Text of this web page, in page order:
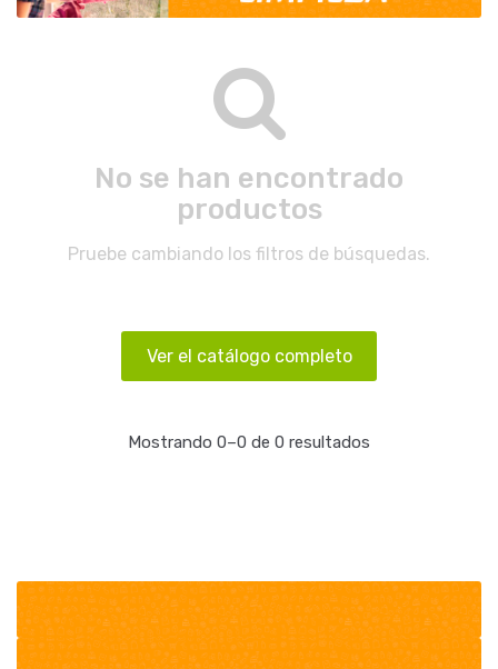
No se han encontrado
productos
Pruebe cambiando los filtros de búsquedas.
Ver el catálogo completo
Mostrando 0–0 de 0 resultados